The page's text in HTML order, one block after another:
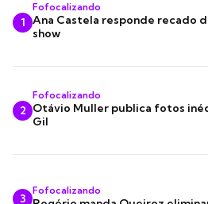
1
Fofocalizando
Ana Castela responde recado
show
2
Fofocalizando
Otávio Muller publica fotos
Gil
3
Fofocalizando